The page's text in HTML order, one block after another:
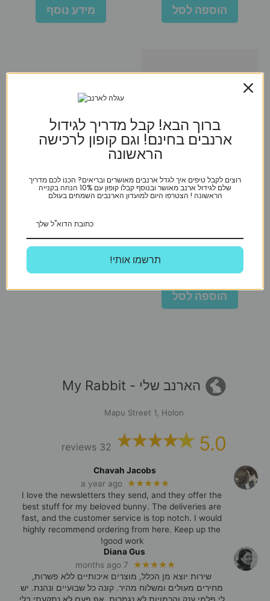
הוספה לסל מידע נוסף
הוספה לסל
הארנב שלי - My Rabbit
Mapu Street 1, Holon
5.0
32 reviews
Chavah Jacobs
★★★★★
a year ago
I love the newsletters they send, and they offer the
best stuff for my beloved bunny. The deliveries are
fast, and the customer service is top notch. I would
highly recommend ordering from here. Keep up the
good work!
Diana Gus
★★★★★
7 months ago
שירות יוצא מן הכלל, מוצרים איכותיים ללא פשרות,
מחירים מעולים ומשלוח מהיר. קונה כל שבועיים ונהנת. יש
לי פלמי ענק והכמויות לא נגמרות. אף פעם לא נתקעתי בלי
ברוך הבא! קבל מדריך לגידול
ארנבים בחינם! וגם קופון לרכישה
הראשונה
רוצים לקבל טיפים איך לגדל ארנבים מאושרים ובריאים? הכנו לכם מדריך
שלם לגידול ארנב מאושר ובנוסף קבלו קופון עם 10% הנחה בקנייה
הראשונה ! הצטרפו היום למועדון הארנבים השמחים בעולם
!תרשמו אותי